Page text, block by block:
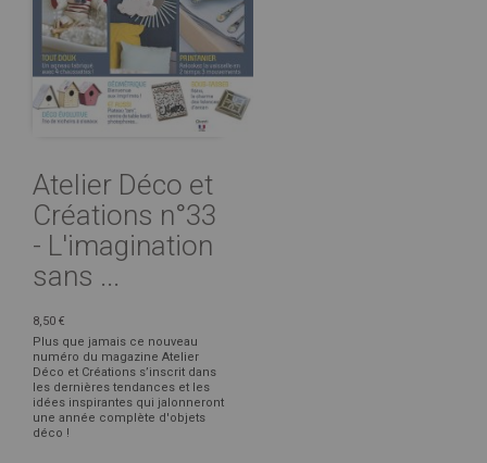
Atelier Déco et
Créations n°33
- L'imagination
sans ...
8,50 €
Plus que jamais ce nouveau
numéro du magazine Atelier
Déco et Créations s’inscrit dans
les dernières tendances et les
idées inspirantes qui jalonneront
une année complète d'objets
déco !